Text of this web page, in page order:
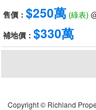
售價： $250萬 (綠表)
補地價： $330萬
Copyright © Richland